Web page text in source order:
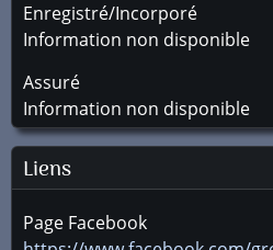
Enregistré/Incorporé
Information non disponible
Assuré
Information non disponible
Liens
Page Facebook